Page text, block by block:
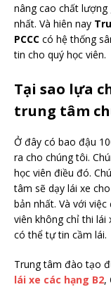
nâng cao chất
nhất. Và hiên nay
PCCC có hệ thống
tin cho quý học viên.
Tại sao lựa
trung tâm
Ở đây có bao đậu
ra cho chúng tôi.
học viên điều đó.
tâm sẽ dạy lái xe
bản nhất. Và với
viên không chỉ thi
có thể tự tin cầm lái.
Trung tâm đào tạo
lái xe các hạng B2,